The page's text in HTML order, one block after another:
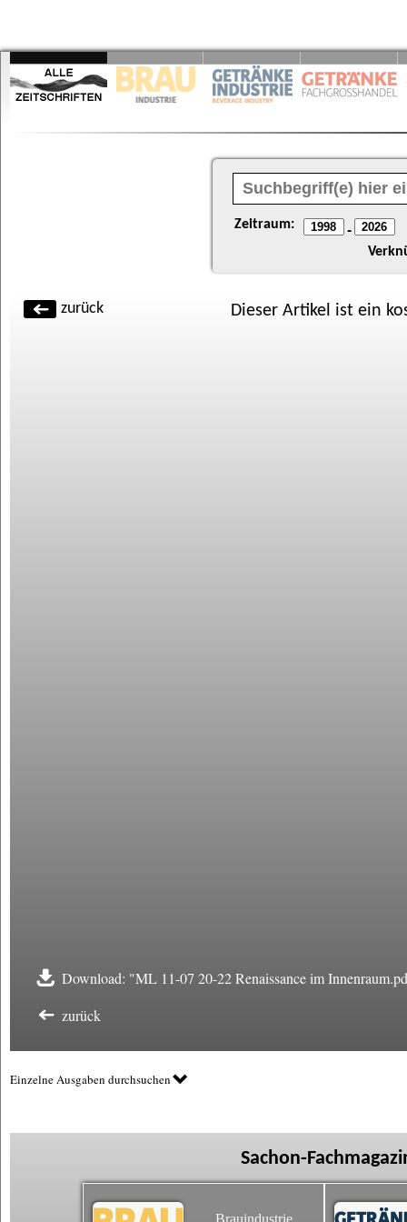
Zeitraum: -
zurück Dieser Artikel ist ein
Download: "ML 11-07 20-22 Renaissance im
zurück
Einzelne Ausgaben durchsuchen
Sachon-
Brauindustrie